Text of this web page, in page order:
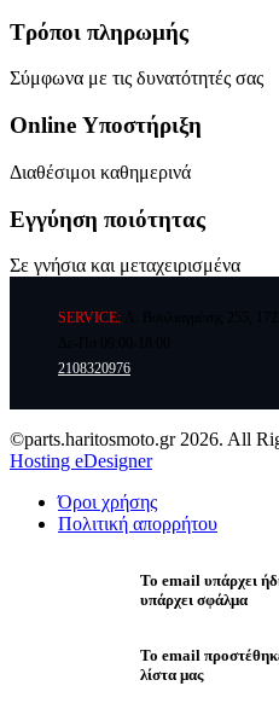
Τρόποι πληρωμής
Σύμφωνα με τις δυνατότητές σας
Online Υποστήριξη
Διαθέσιμοι καθημερινά
Εγγύηση ποιότητας
Σε γνήσια και μεταχειρισμένα
SERVICE:
2108320976
©parts.haritosmoto.gr 2026. All
Hosting eDesigner
Όροι χρήσης
Πολιτική απορρήτου
Το email υπάρχει
υπάρχει σφάλμα
Το email
λίστα μας